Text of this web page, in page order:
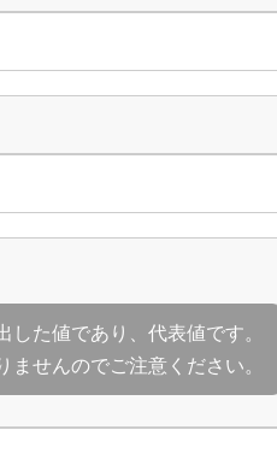
た値であり、代表値です。
せんのでご注意ください。